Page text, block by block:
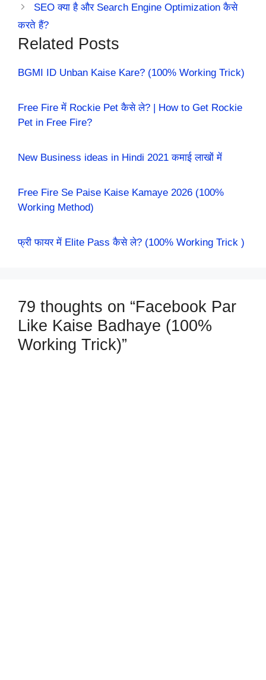
SEO क्या है और Search Engine Optimization कैसे
करते हैं?
Related Posts
BGMI ID Unban Kaise Kare? (100% Working Trick)
Free Fire में Rockie Pet कैसे ले? | How to Get Rockie
Pet in Free Fire?
New Business ideas in Hindi 2021 कमाई लाखों में
Free Fire Se Paise Kaise Kamaye 2026 (100%
Working Method)
फ्री फायर में Elite Pass कैसे ले? (100% Working Trick )
79 thoughts on “Facebook Par
Like Kaise Badhaye (100%
Working Trick)”